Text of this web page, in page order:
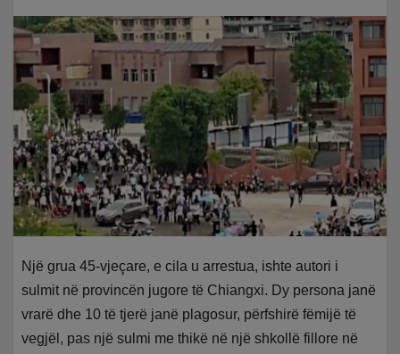
Një grua 45-vjeçare, e cila u arrestua, ishte autori i
sulmit në provincën jugore të Chiangxi. Dy persona janë
vrarë dhe 10 të tjerë janë plagosur, përfshirë fëmijë të
vegjël, pas një sulmi me thikë në një shkollë fillore në